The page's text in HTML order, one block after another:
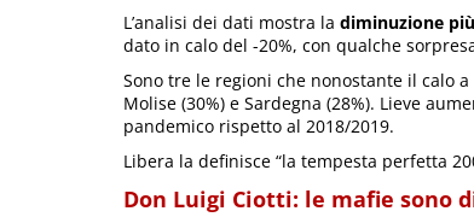
L’analisi dei dati mostra la diminuzione
dato in calo del -20%, con qualche
Sono tre le regioni che nonostante il calo a
Molise (30%) e Sardegna (28%). Lieve
pandemico rispetto al 2018/2019.
Libera la definisce “la tempesta perfetta
Don Luigi Ciotti: le mafie sono